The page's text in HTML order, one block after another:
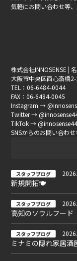
気軽にお問い合わせ等
株式会社INNOSENSE |
大阪市中央区西心斎橋
TEL：06-6484-0044
FAX：06-6484-0045
Instagram →
Twitter →
TikTok →
SNSからのお問い合わ
スタッフブログ
新規開拓🍽
スタッフブログ
高知のソウルフード
スタッフブログ
ミナミの隠れ家居酒